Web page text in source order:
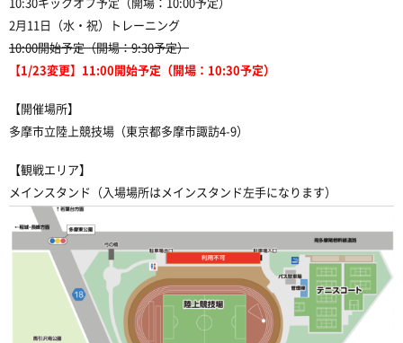
2月11日（水・祝）トレーニング
10:00開始予定（開場：9:30予定）
【1/23変更】11:00開始予定（開場：10:30予定）
【開催場所】
多摩市立陸上競技場（東京都多摩市諏訪4-9）
【観戦エリア】
メインスタンド（入場場所はメインスタンド左手になります）